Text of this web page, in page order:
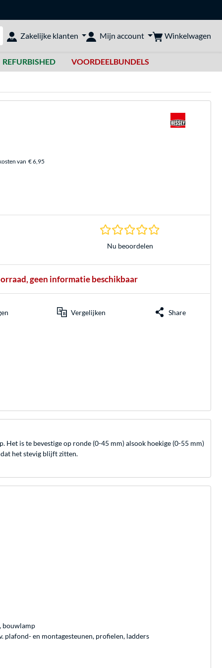
doorzoeken
Zakelijke klanten Mijn account Winkelwagen
REFURBISHED VOORDEELBUNDELS
van € 6,95
0.0 sterren
Nu beoordelen
geen informatie beschikbaar
Vergelijken Share
is te bevestige op ronde (0-45 mm) alsook hoekige (0-55 mm)
dat het stevig blijft zitten.
bouwlamp
plafond- en montagesteunen, profielen, ladders